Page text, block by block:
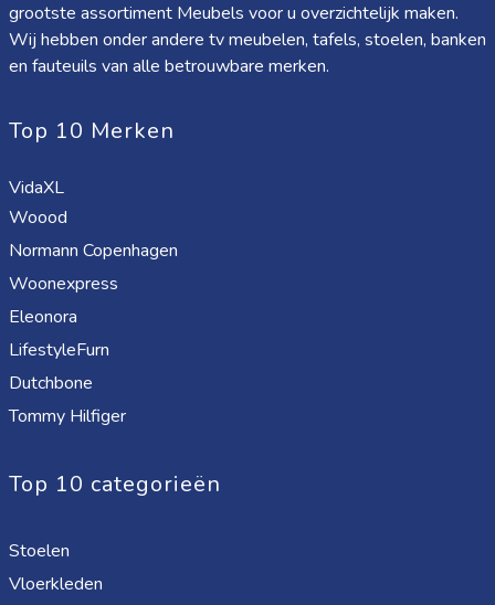
grootste assortiment Meubels voor u overzichtelijk maken.
Wij hebben onder andere tv meubelen, tafels, stoelen, banken
en fauteuils van alle betrouwbare merken.
Top 10 Merken
VidaXL
Woood
Normann Copenhagen
Woonexpress
Eleonora
LifestyleFurn
Dutchbone
Tommy Hilfiger
Top 10 categorieën
Stoelen
Vloerkleden